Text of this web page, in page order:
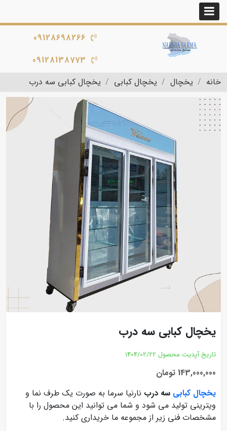
09128698266
09128138773
خانه
یخچال یخچال کبابی یخچال کبابی سه درب
یخچال کبابی سه درب
تاریخ آپدیت محصول 1404/02/22
143,000,000 تومان
یخچال کبابی سه درب نارنیا سرما به صورت یک طرف نما و
ویترینی تولید می شود و شما می توانید این محصول را با
مشخصات فنی زیر از مجموعه ما خریداری کنید.